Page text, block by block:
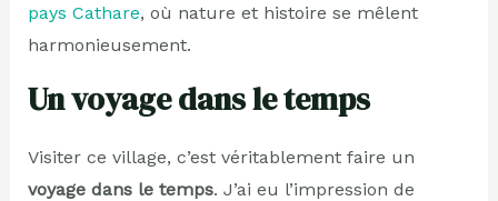
pays Cathare, où nature et histoire se mêlent
harmonieusement.
Un voyage dans le temps
Visiter ce village, c’est véritablement faire un
voyage dans le temps. J’ai eu l’impression de